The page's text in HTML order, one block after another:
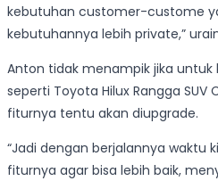
kebutuhan customer-custome
kebutuhannya lebih private,”
Anton tidak menampik jika
seperti Toyota Hilux Rangga
fiturnya tentu akan diupgrade.
“Jadi dengan berjalannya waktu
fiturnya agar bisa lebih baik,